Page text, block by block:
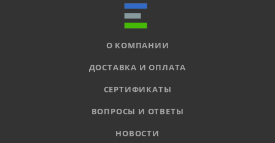
О КОМПАНИИ
ДОСТАВКА И ОПЛАТА
СЕРТИФИКАТЫ
ВОПРОСЫ И ОТВЕТЫ
НОВОСТИ